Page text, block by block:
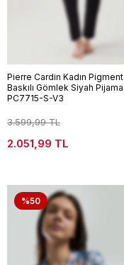
Pierre Cardin Kadın Pigment
Baskılı Gömlek Siyah Pijama
PC7715-S-V3
3.599,99 TL
2.051,99 TL
%50